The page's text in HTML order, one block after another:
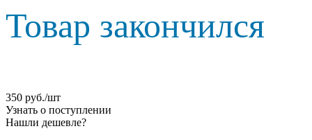
Товар закончился
350 руб./шт
Узнать о поступлении
Нашли дешевле?